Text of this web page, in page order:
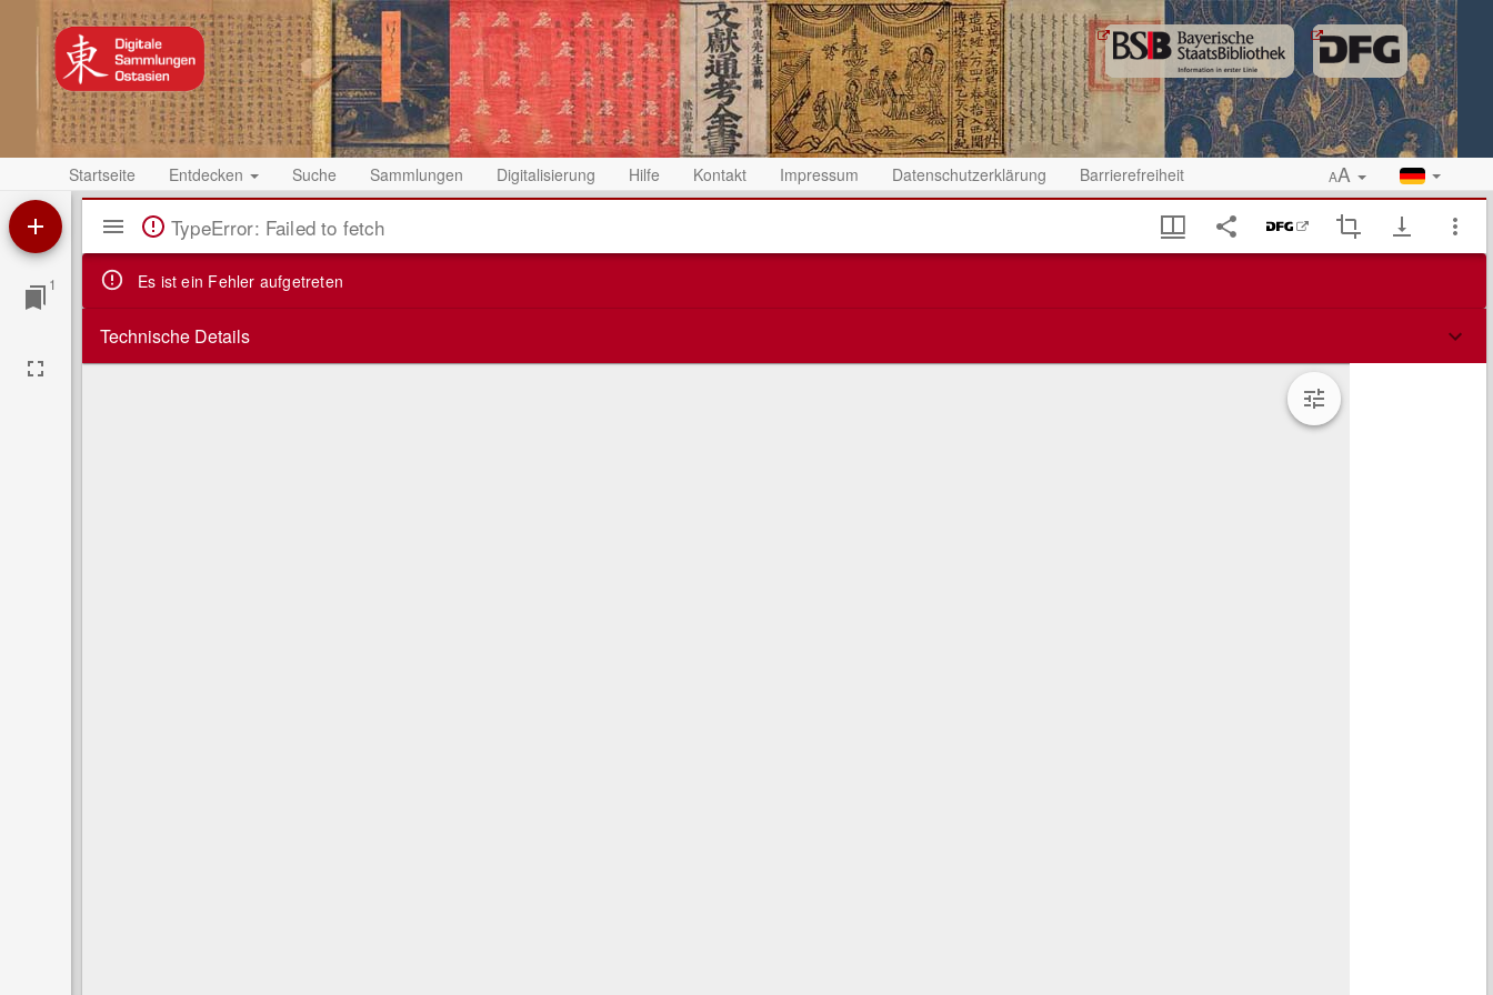
Startseite Entdecken Suche Sammlungen Digitalisierung Hilfe Kontakt Impressum Datenschutzerklärung Barrierefreiheit AA
1
Mirador
ViewerTypeError: Failed to fetch
Es ist ein Fehler aufgetreten
Technische Details